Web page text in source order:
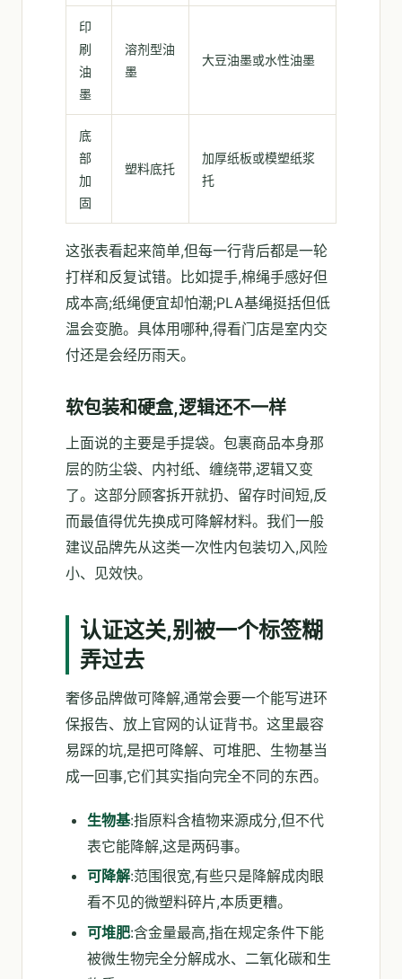
印
刷
油
墨
溶剂型油
墨
大豆油墨或水性油墨
底
部
加
固
塑料底托
加厚纸板或模塑纸浆
托
这张表看起来简单,但每一行背后都是一轮
打样和反复试错。比如提手,棉绳手感好但
成本高;纸绳便宜却怕潮;PLA基绳挺括但低
温会变脆。具体用哪种,得看门店是室内交
付还是会经历雨天。
软包装和硬盒,逻辑还不一样
上面说的主要是手提袋。包裹商品本身那
层的防尘袋、内衬纸、缠绕带,逻辑又变
了。这部分顾客拆开就扔、留存时间短,反
而最值得优先换成可降解材料。我们一般
建议品牌先从这类一次性内包装切入,风险
小、见效快。
认证这关,别被一个标签糊
弄过去
奢侈品牌做可降解,通常会要一个能写进环
保报告、放上官网的认证背书。这里最容
易踩的坑,是把可降解、可堆肥、生物基当
成一回事,它们其实指向完全不同的东西。
生物基:指原料含植物来源成分,但不代
表它能降解,这是两码事。
可降解:范围很宽,有些只是降解成肉眼
看不见的微塑料碎片,本质更糟。
可堆肥:含金量最高,指在规定条件下能
被微生物完全分解成水、二氧化碳和生